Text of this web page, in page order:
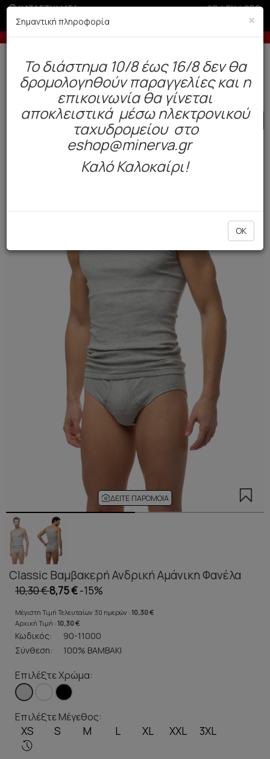
ΚΑΤΑΣΤΗΜΑΤΑ GR|EN|SRB
άνω των 200€ σε περίοδο εκπτώσεων -10% σε
Δωρεάν αποστολή άνω των 49€. Παράδοση σε 3-5 εργάσιμες.
Ανδρας Εσώρουχα Φανέλα
SALE
ΔΕΊΤΕ ΠΑΡΌΜΟΙΑ
Classic Βαμβακερή Ανδρική Αμάνικη Φανέλα
10,30 €8,75 €-15%
Μέγιστη Τιμή Τελευταίων 30 ημερών : 10,30 €
Αρχική Τιμή : 10,30 €
Κωδικός:
90-11000
Σύνθεση:
100% ΒΑΜΒΑΚΙ
Επιλέξτε Χρώμα:
Επιλέξτε Μέγεθος:
XS S M L XL XXL 3XL
×
Σημαντική πληροφορία
To διάστημα 10/8 έως 16/8 δεν θα
δρομολογηθούν παραγγελίες και η
επικοινωνία θα γίνεται
αποκλειστικά μέσω ηλεκτρονικού
ταχυδρομείου στο
eshop@minerva.gr
Καλό Καλοκαίρι!
OK